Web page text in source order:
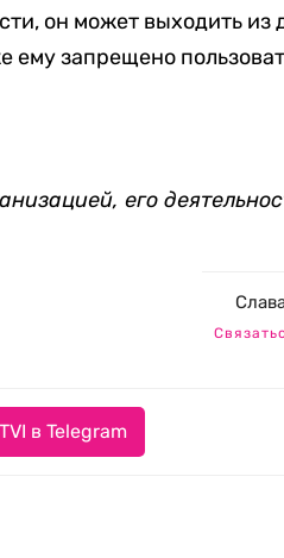
он может выходить из
ему запрещено
его
в Telegram